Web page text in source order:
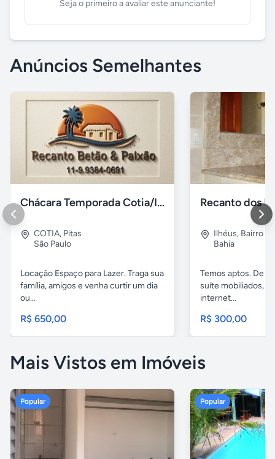
Seja o primeiro a avaliar este anunciante!
Anúncios Semelhantes
Chácara Temporada Cotia/Itapevi
COTIA, Pitas
São Paulo
Locação Espaço para Lazer. Traga sua
família, amigos e venha curtir um dia
ou...
R$ 650,00
Recanto dos
Ilhéus, Bairro
Bahia
Temos aptos. De
suíte mobiliados,
internet...
R$ 300,00
Mais Vistos em Imóveis
Popular Popular